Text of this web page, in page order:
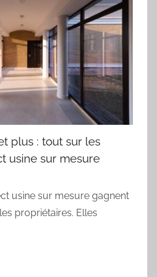
plus : tout sur les
usine sur mesure
usine sur mesure gagnent
propriétaires. Elles